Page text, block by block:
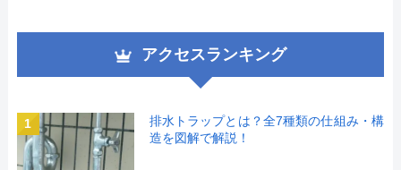
アクセスランキング
1
排水トラップとは？全7種類の仕組み・構
造を図解で解説！